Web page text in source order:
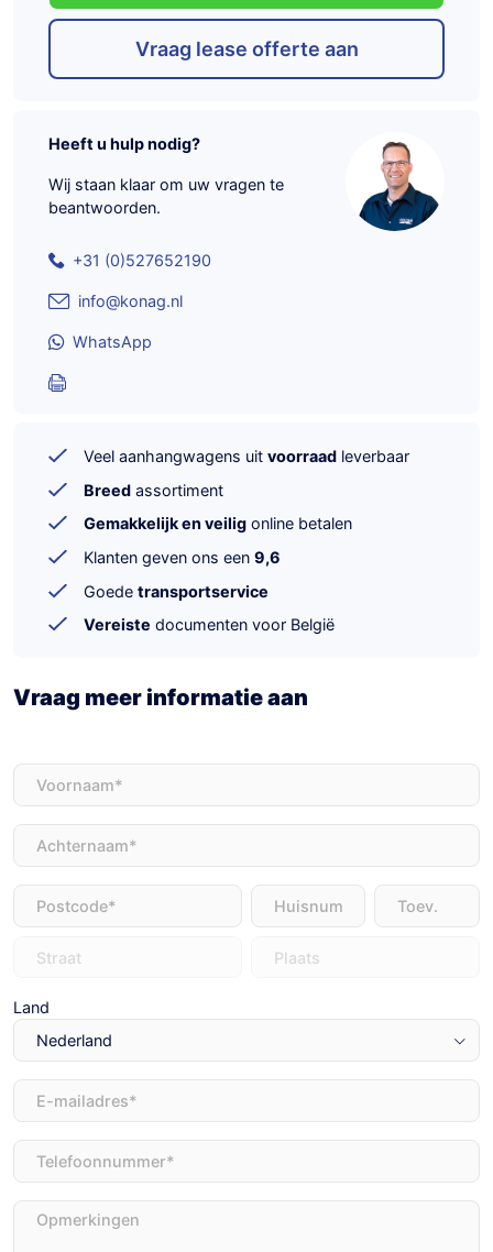
Vraag lease offerte aan
Heeft u hulp nodig?
Wij staan klaar om uw vragen te
beantwoorden.
+31 (0)527652190
info@konag.nl
WhatsApp
Veel aanhangwagens uit voorraad leverbaar
Breed assortiment
Gemakkelijk en veilig online betalen
Klanten geven ons een 9,6
Goede transportservice
Vereiste documenten voor België
Vraag meer informatie aan
Voornaam
Achternaam
Adres
Land
E-
mailadres(Vereist)
Telefoon
Opmerkingen